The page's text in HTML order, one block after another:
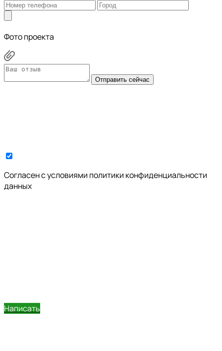
Фото проекта
Отправить сейчас
Cогласен с условиями политики конфиденциальности
данных
Написать